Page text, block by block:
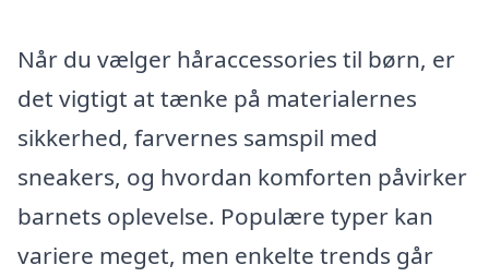
Når du vælger håraccessories til børn, er
det vigtigt at tænke på materialernes
sikkerhed, farvernes samspil med
sneakers, og hvordan komforten påvirker
barnets oplevelse. Populære typer kan
variere meget, men enkelte trends går